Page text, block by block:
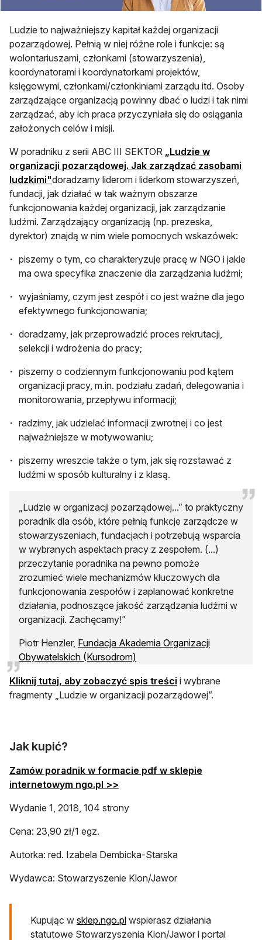
Ludzie to najważniejszy kapitał każdej organizacji
pozarządowej. Pełnią w niej różne role i funkcje: są
wolontariuszami, członkami (stowarzyszenia),
koordynatorami i koordynatorkami projektów,
księgowymi, członkami/członkiniami zarządu itd. Osoby
zarządzające organizacją powinny dbać o ludzi i tak nimi
zarządzać, aby ich praca przyczyniała się do osiągania
założonych celów i misji.
W poradniku z serii ABC III SEKTOR „Ludzie w
organizacji pozarządowej. Jak zarządzać zasobami
ludzkimi"doradzamy liderom i liderkom stowarzyszeń,
fundacji, jak działać w tak ważnym obszarze
funkcjonowania każdej organizacji, jak zarządzanie
ludźmi. Zarządzający organizacją (np. prezeska,
dyrektor) znajdą w nim wiele pomocnych wskazówek:
piszemy o tym, co charakteryzuje pracę w NGO i jakie
ma owa specyfika znaczenie dla zarządzania ludźmi;
wyjaśniamy, czym jest zespół i co jest ważne dla jego
efektywnego funkcjonowania;
doradzamy, jak przeprowadzić proces rekrutacji,
selekcji i wdrożenia do pracy;
piszemy o codziennym funkcjonowaniu pod kątem
organizacji pracy, m.in. podziału zadań, delegowania i
monitorowania, przepływu informacji;
radzimy, jak udzielać informacji zwrotnej i co jest
najważniejsze w motywowaniu;
piszemy wreszcie także o tym, jak się rozstawać z
ludźmi w sposób kulturalny i z klasą.
„Ludzie w organizacji pozarządowej...” to praktyczny
poradnik dla osób, które pełnią funkcje zarządcze w
stowarzyszeniach, fundacjach i potrzebują wsparcia
w wybranych aspektach pracy z zespołem. (...)
przeczytanie poradnika na pewno pomoże
zrozumieć wiele mechanizmów kluczowych dla
funkcjonowania zespołów i zaplanować konkretne
działania, podnoszące jakość zarządzania ludźmi w
organizacji. Zachęcamy!”
Piotr Henzler, Fundacja Akademia Organizacji
Obywatelskich (Kursodrom)
Kliknij tutaj, aby zobaczyć spis treści otwiera się w
i wybrane
fragmenty „Ludzie w organizacji pozarządowej”.
Jak kupić?
Zamów poradnik w formacie pdf w sklepie
internetowym ngo.pl >>
Wydanie 1, 2018, 104 strony
Cena: 23,90 zł/1 egz.
Autorka: red. Izabela Dembicka-Starska
Wydawca: Stowarzyszenie Klon/Jawor
Kupując w sklep.ngo.pl wspierasz działania
statutowe Stowarzyszenia Klon/Jawor i portal